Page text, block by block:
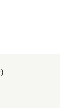
)